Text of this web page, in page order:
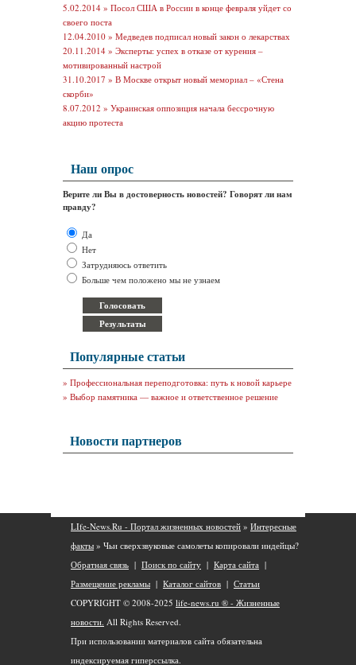
5.02.2014 » Посол США в России в конце февраля уйдет со
своего поста
12.04.2010 » Медведев подписал новый закон о лекарствах
20.11.2014 » Эксперты: успех в отказе от курения –
мотивированный настрой
31.10.2017 » В Москве открыт новый мемориал – «Стена
скорби»
8.07.2012 » Украинская оппозиция начала бессрочную
акцию протеста
Наш опрос
Верите ли Вы в достоверность новостей? Говорят ли нам
правду?
Да
Нет
Затрудняюсь ответить
Больше чем положено мы не узнаем
Популярные статьи
» Профессиональная переподготовка: путь к новой карьере
» Выбор памятника — важное и ответственное решение
Новости партнеров
LIfe-News.Ru - Портал жизненных новостей » Интересные
факты » Чьи сверхзвуковые самолеты копировали индейцы?
Обратная связь | Поиск по сайту | Карта сайта |
Размещение рекламы | Каталог сайтов | Статьи
COPYRIGHT © 2008-2025 life-news.ru ® - Жизненные
новости. All Rights Reserved.
При использовании материалов сайта обязательна
индексируемая гиперссылка.